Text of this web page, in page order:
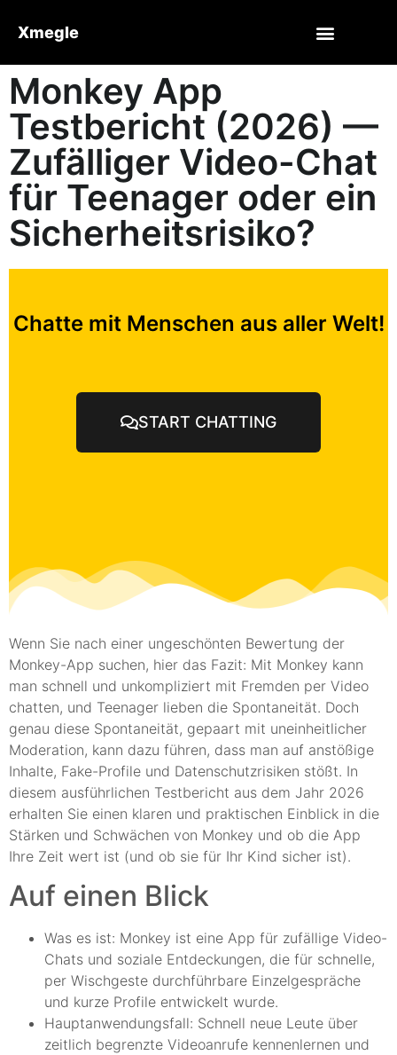
Xmegle
Monkey App
Testbericht (2026) —
Zufälliger Video-Chat
für Teenager oder ein
Sicherheitsrisiko?
Chatte mit Menschen aus aller Welt!
START CHATTING
Wenn Sie nach einer ungeschönten Bewertung der
Monkey-App suchen, hier das Fazit: Mit Monkey kann
man schnell und unkompliziert mit Fremden per Video
chatten, und Teenager lieben die Spontaneität. Doch
genau diese Spontaneität, gepaart mit uneinheitlicher
Moderation, kann dazu führen, dass man auf anstößige
Inhalte, Fake-Profile und Datenschutzrisiken stößt. In
diesem ausführlichen Testbericht aus dem Jahr 2026
erhalten Sie einen klaren und praktischen Einblick in die
Stärken und Schwächen von Monkey und ob die App
Ihre Zeit wert ist (und ob sie für Ihr Kind sicher ist).
Auf einen Blick
Was es ist: Monkey ist eine App für zufällige Video-
Chats und soziale Entdeckungen, die für schnelle,
per Wischgeste durchführbare Einzelgespräche
und kurze Profile entwickelt wurde.
Hauptanwendungsfall: Schnell neue Leute über
zeitlich begrenzte Videoanrufe kennenlernen und